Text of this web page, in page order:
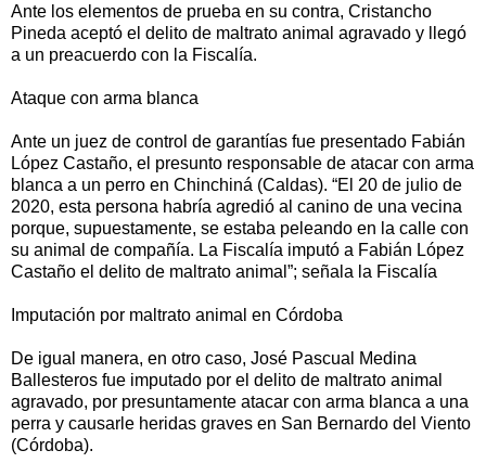
Ante los elementos de prueba en su contra, Cristancho
Pineda aceptó el delito de maltrato animal agravado y llegó
a un preacuerdo con la Fiscalía.
Ataque con arma blanca
Ante un juez de control de garantías fue presentado Fabián
López Castaño, el presunto responsable de atacar con arma
blanca a un perro en Chinchiná (Caldas). “El 20 de julio de
2020, esta persona habría agredió al canino de una vecina
porque, supuestamente, se estaba peleando en la calle con
su animal de compañía. La Fiscalía imputó a Fabián López
Castaño el delito de maltrato animal”; señala la Fiscalía
Imputación por maltrato animal en Córdoba
De igual manera, en otro caso, José Pascual Medina
Ballesteros fue imputado por el delito de maltrato animal
agravado, por presuntamente atacar con arma blanca a una
perra y causarle heridas graves en San Bernardo del Viento
(Córdoba).